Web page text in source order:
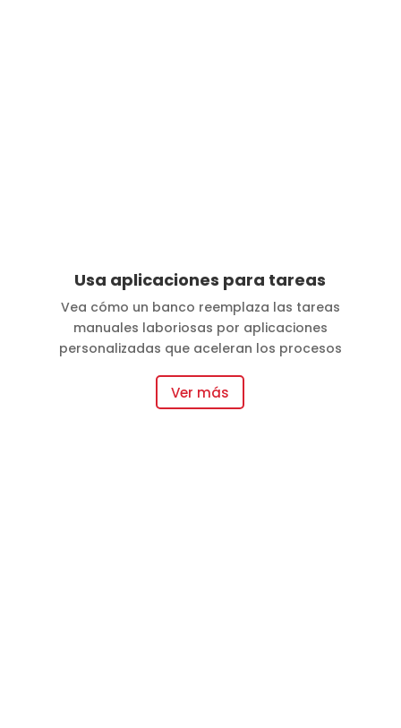
Usa aplicaciones para tareas
Vea cómo un banco reemplaza las tareas
manuales laboriosas por aplicaciones
personalizadas que aceleran los procesos
Ver más